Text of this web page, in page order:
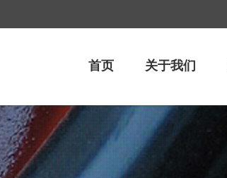
首页 关于我们